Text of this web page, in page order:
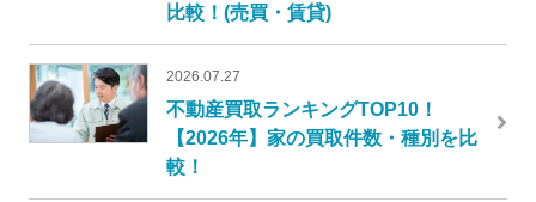
比較！(売買・賃貸)
2026.07.27
不動産買取ランキングTOP10！
【2026年】家の買取件数・種別を比
較！